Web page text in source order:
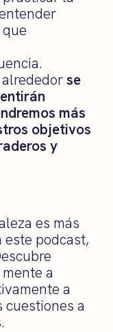
se
más
objetivos
y
es más
este podcast,
a
a
a